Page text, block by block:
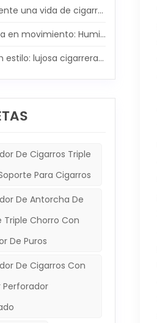
de lujo: Humidor de madera XIFEI con encendedor de cigarros 5 en 1 integrado
Humidor de viaje XIFEI y conjunto de encendedor de puros 5 en 1
cigarrera de XIFEI y potente acompañante de antorcha
De Cigarros Triple
Para Cigarros
De Antorcha De
Triple Chorro Con
De Puros
De Cigarros Con